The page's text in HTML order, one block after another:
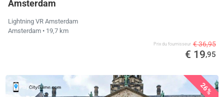
Amsterdam
Lightning VR Amsterdam
Amsterdam • 19,7 km
Prix ​​du fournisseur € 36,95
€ 19,95
26%